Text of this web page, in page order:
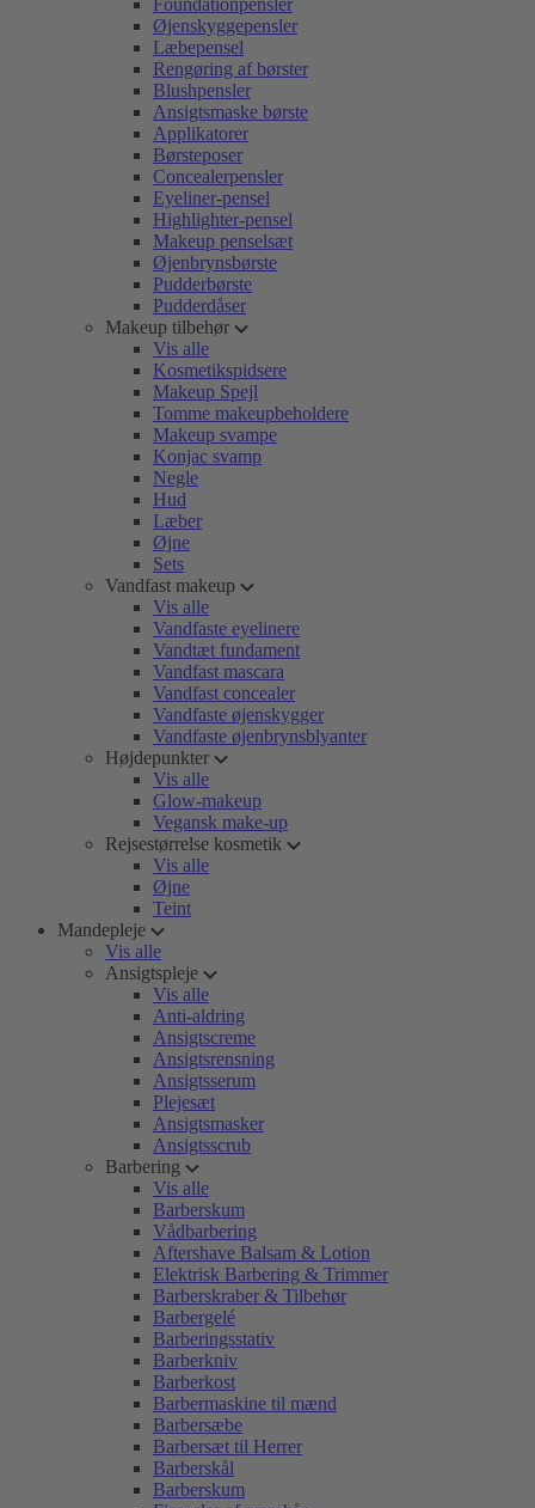
Foundationpensler
Øjenskyggepensler
Læbepensel
Rengøring af børster
Blushpensler
Ansigtsmaske børste
Applikatorer
Børsteposer
Concealerpensler
Eyeliner-pensel
Highlighter-pensel
Makeup penselsæt
Øjenbrynsbørste
Pudderbørste
Pudderdåser
Makeup tilbehør
Vis alle
Kosmetikspidsere
Makeup Spejl
Tomme makeupbeholdere
Makeup svampe
Konjac svamp
Negle
Hud
Læber
Øjne
Sets
Vandfast makeup
Vis alle
Vandfaste eyelinere
Vandtæt fundament
Vandfast mascara
Vandfast concealer
Vandfaste øjenskygger
Vandfaste øjenbrynsblyanter
Højdepunkter
Vis alle
Glow-makeup
Vegansk make-up
Rejsestørrelse kosmetik
Vis alle
Øjne
Teint
Mandepleje
Vis alle
Ansigtspleje
Vis alle
Anti-aldring
Ansigtscreme
Ansigtsrensning
Ansigtsserum
Plejesæt
Ansigtsmasker
Ansigtsscrub
Barbering
Vis alle
Barberskum
Vådbarbering
Aftershave Balsam & Lotion
Elektrisk Barbering & Trimmer
Barberskraber & Tilbehør
Barbergelé
Barberingsstativ
Barberkniv
Barberkost
Barbermaskine til mænd
Barbersæbe
Barbersæt til Herrer
Barberskål
Barberskum